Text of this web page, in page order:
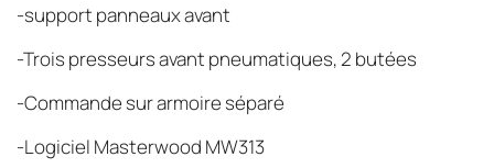
-support panneaux avant
-Trois presseurs avant pneumatiques, 2 butées
-Commande sur armoire séparé
-Logiciel Masterwood MW313